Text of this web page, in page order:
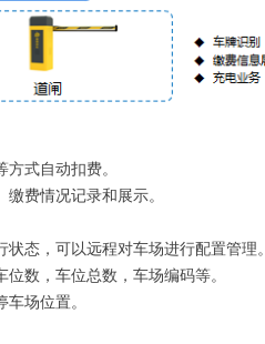
式自动扣费。
费情况记录和展示。
状态，可以远程对车场进行配置管理
数，车位总数，车场编码等。
场位置。